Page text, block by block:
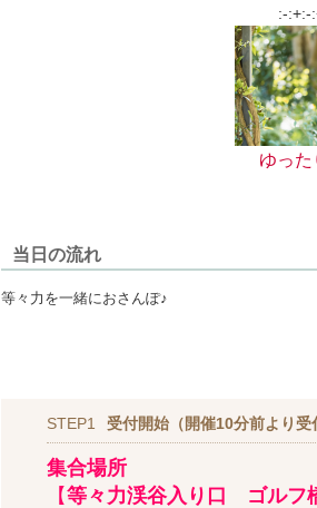
:-:+:-
ゆった
当日の流れ
等々力を一緒におさんぽ♪
STEP1 受付開始（開催10分前より受
集合場所
【等々力渓谷入り口 ゴルフ